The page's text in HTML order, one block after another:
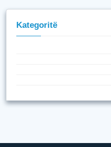
Kategoritë